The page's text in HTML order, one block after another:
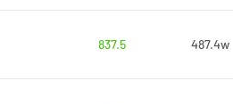
837.5
487.4w